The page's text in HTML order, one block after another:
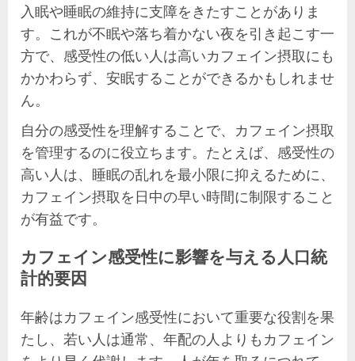
入眠や睡眠の維持に支障をきたすことがありま
す。これが不眠や落ち着かない夜を引き起こす一
方で、感受性の低い人は高いカフェイン摂取にも
かかわらず、安眠することができるかもしれませ
ん。
自分の感受性を理解することで、カフェイン摂取
を管理するのに役立ちます。たとえば、感受性の
高い人は、睡眠の乱れを最小限に抑えるために、
カフェイン摂取を日中の早い時間に制限すること
が有益です。
カフェイン感受性に影響を与える人口統
計的要因
年齢はカフェイン感受性において重要な役割を果
たし、若い人は通常、年配の人よりもカフェイン